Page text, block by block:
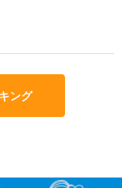
ング